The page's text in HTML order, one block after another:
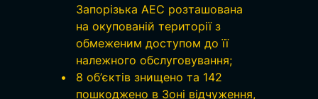
Запорізька АЕС розташована
на окупованій території з
обмеженим доступом до її
належного обслуговування;
8 об’єктів знищено та 142
пошкоджено в Зоні відчуження,